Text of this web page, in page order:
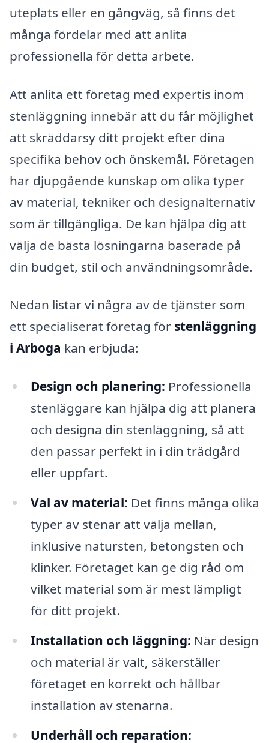
uteplats eller en gångväg, så finns det
många fördelar med att anlita
professionella för detta arbete.
Att anlita ett företag med expertis inom
stenläggning innebär att du får möjlighet
att skräddarsy ditt projekt efter dina
specifika behov och önskemål. Företagen
har djupgående kunskap om olika typer
av material, tekniker och designalternativ
som är tillgängliga. De kan hjälpa dig att
välja de bästa lösningarna baserade på
din budget, stil och användningsområde.
Nedan listar vi några av de tjänster som
ett specialiserat företag för stenläggning
i Arboga kan erbjuda:
Design och planering: Professionella
stenläggare kan hjälpa dig att planera
och designa din stenläggning, så att
den passar perfekt in i din trädgård
eller uppfart.
Val av material: Det finns många olika
typer av stenar att välja mellan,
inklusive natursten, betongsten och
klinker. Företaget kan ge dig råd om
vilket material som är mest lämpligt
för ditt projekt.
Installation och läggning: När design
och material är valt, säkerställer
företaget en korrekt och hållbar
installation av stenarna.
Underhåll och reparation: